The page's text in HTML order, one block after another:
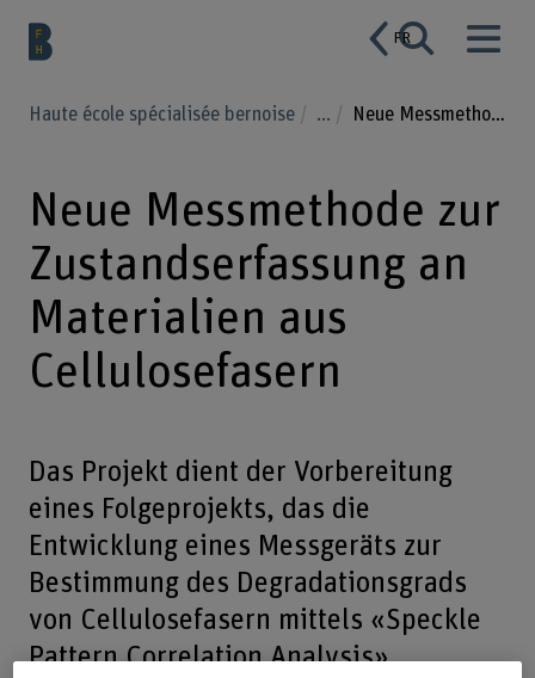
FR
Haute école spécialisée bernoise ... Neue Messmethode zur Zustandserfassung an Materialien aus Cellulosefasern
Neue Messmethode zur
Zustandserfassung an
Materialien aus
Cellulosefasern
Das Projekt dient der Vorbereitung
eines Folgeprojekts, das die
Entwicklung eines Messgeräts zur
Bestimmung des Degradationsgrads
von Cellulosefasern mittels «Speckle
Pattern Correlation Analysis»